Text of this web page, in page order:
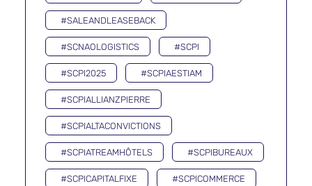
#SALEANDLEASEBACK
#SCNAOLOGISTICS #SCPI
#SCPI2025 #SCPIAESTIAM
#SCPIALLIANZPIERRE
#SCPIALTACONVICTIONS
#SCPIATREAMHÔTELS #SCPIBUREAUX
#SCPICAPITALFIXE #SCPICOMMERCE